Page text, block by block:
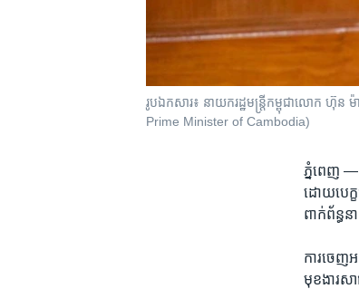
រូបឯកសារ៖ នាយករដ្ឋមន្ត្រី​កម្ពុជាលោក ហ៊ុ
Prime Minister of Cambodia)
ភ្នំពេញ —
ដោយ​បេក្
ពាក់​ព័ន្ធ​
ការ​ចេញ​
មុខងារ​ស